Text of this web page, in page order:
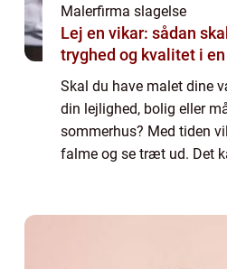
Malerfirma slagelse
Lej en vikar: sådan
tryghed og kvalitet i
Skal du have malet dine
din lejlighed, bolig eller
sommerhus? Med tiden
falme og se træt ud. Det